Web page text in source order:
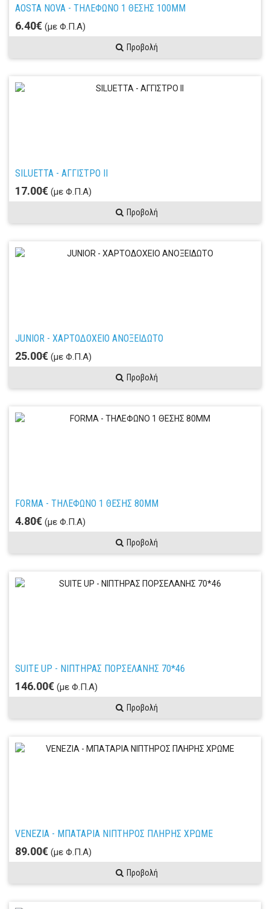
AOSTA NOVA - ΤΗΛΕΦΩΝΟ 1 ΘΕΣΗΣ 100ΜΜ
6.40€ (με Φ.Π.Α)
Προβολή
SILUETTA - ΑΓΓΙΣΤΡΟ ΙΙ
17.00€ (με Φ.Π.Α)
Προβολή
JUNIOR - ΧΑΡΤΟΔΟΧΕΙΟ ΑΝΟΞΕΙΔΩΤΟ
25.00€ (με Φ.Π.Α)
Προβολή
FORMA - ΤΗΛΕΦΩΝΟ 1 ΘΕΣΗΣ 80ΜΜ
4.80€ (με Φ.Π.Α)
Προβολή
SUITE UP - ΝΙΠΤΗΡΑΣ ΠΟΡΣΕΛΑΝΗΣ 70*46
146.00€ (με Φ.Π.Α)
Προβολή
VENEZIA - ΜΠΑΤΑΡΙΑ ΝΙΠΤΗΡΟΣ ΠΛΗΡΗΣ ΧΡΩΜΕ
89.00€ (με Φ.Π.Α)
Προβολή